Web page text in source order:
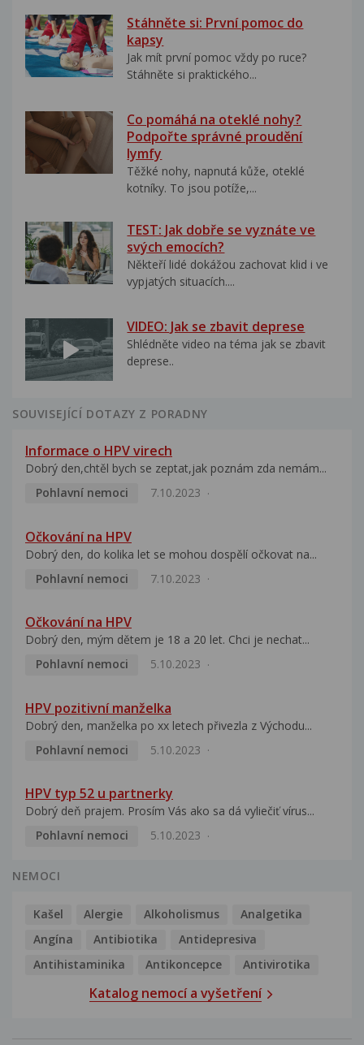
Stáhněte si: První pomoc do
kapsy
Jak mít první pomoc vždy po ruce?
Stáhněte si praktického...
Co pomáhá na oteklé nohy?
Podpořte správné proudění
lymfy
Těžké nohy, napnutá kůže, oteklé
kotníky. To jsou potíže,...
TEST: Jak dobře se vyznáte ve
svých emocích?
Někteří lidé dokážou zachovat klid i ve
vypjatých situacích....
VIDEO: Jak se zbavit deprese
Shlédněte video na téma jak se zbavit
deprese..
SOUVISEJÍCÍ DOTAZY Z PORADNY
Informace o HPV virech
Dobrý den,chtěl bych se zeptat,jak poznám zda nemám...
Pohlavní nemoci
7.10.2023
Očkování na HPV
Dobrý den, do kolika let se mohou dospělí očkovat na...
Pohlavní nemoci
7.10.2023
Očkování na HPV
Dobrý den, mým dětem je 18 a 20 let. Chci je nechat...
Pohlavní nemoci
5.10.2023
HPV pozitivní manželka
Dobrý den, manželka po xx letech přivezla z Východu...
Pohlavní nemoci
5.10.2023
HPV typ 52 u partnerky
Dobrý deň prajem. Prosím Vás ako sa dá vyliečiť vírus...
Pohlavní nemoci
5.10.2023
NEMOCI
Kašel Alergie Alkoholismus
Analgetika
Angína
Antibiotika
Antidepresiva
Antihistaminika
Antikoncepce Antivirotika
Katalog nemocí a vyšetření